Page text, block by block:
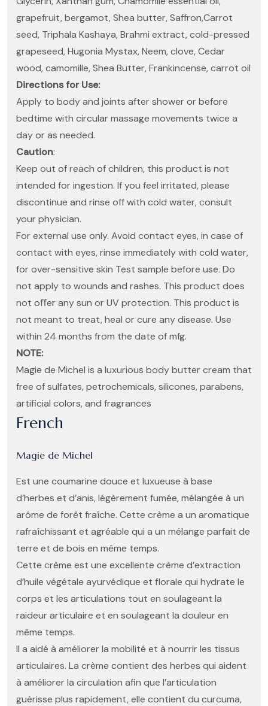
grapefruit, bergamot, Shea butter, Saffron,Carrot
seed, Triphala Kashaya, Brahmi extract, cold-pressed
grapeseed, Hugonia Mystax, Neem, clove, Cedar
wood, camomille, Shea Butter, Frankincense, carrot oil
Directions for Use:
Apply to body and joints after shower or before
bedtime with circular massage movements twice a
day or as needed.
Caution:
Keep out of reach of children, this product is not
intended for ingestion. If you feel irritated, please
discontinue and rinse off with cold water, consult
your physician.
For external use only. Avoid contact eyes, in case of
contact with eyes, rinse immediately with cold water,
for over-sensitive skin Test sample before use. Do
not apply to wounds and rashes. This product does
not oﬀer any sun or UV protection. This product is
not meant to treat, heal or cure any disease. Use
within 24 months from the date of mfg.
NOTE:
Magie de Michel is a luxurious body butter cream that
free of sulfates, petrochemicals, silicones, parabens,
artificial colors, and fragrances
French
Magie de Michel
Est une coumarine douce et luxueuse à base
d’herbes et d’anis, légèrement fumée, mélangée à un
arôme de forêt fraîche. Cette crème a un aromatique
rafraîchissant et agréable qui a un mélange parfait de
terre et de bois en même temps.
Cette crème est une excellente crème d’extraction
d’huile végétale ayurvédique et florale qui hydrate le
corps et les articulations tout en soulageant la
raideur articulaire et en soulageant la douleur en
même temps.
Il a aidé à améliorer la mobilité et à nourrir les tissus
articulaires. La crème contient des herbes qui aident
à améliorer la circulation afin que l’articulation
guérisse plus rapidement, elle contient du curcuma,